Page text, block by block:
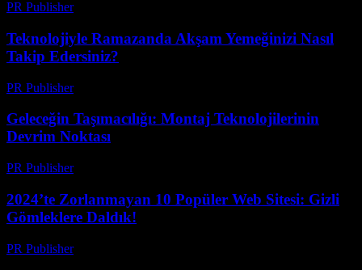
PR Publisher-
Teknolojiyle Ramazanda Akşam Yemeğinizi Nasıl
Takip Edersiniz?
PR Publisher-
Geleceğin Taşımacılığı: Montaj Teknolojilerinin
Devrim Noktası
PR Publisher-
2024’te Zorlanmayan 10 Popüler Web Sitesi: Gizli
Gömleklere Daldık!
PR Publisher-